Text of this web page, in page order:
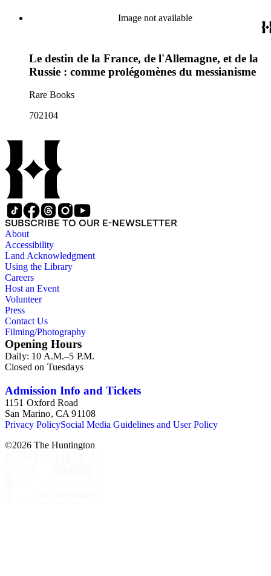
Image not available
Le destin de la France, de l'Allemagne, et de la
Russie : comme prolégomènes du messianisme
Rare Books
702104
SUBSCRIBE TO OUR E-NEWSLETTER
About
Accessibility
Land Acknowledgment
Using the Library
Careers
Host an Event
Volunteer
Press
Contact Us
Filming/Photography
Opening Hours
Daily: 10 A.M.–5 P.M.
Closed on Tuesdays
Admission Info and Tickets
1151 Oxford Road
San Marino, CA 91108
Privacy PolicySocial Media Guidelines and User Policy
©2026 The Huntington